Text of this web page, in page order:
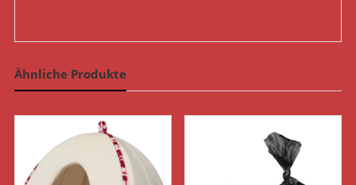
Ähnliche Produkte